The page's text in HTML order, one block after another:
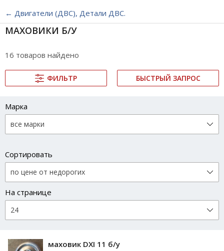
← Двигатели (ДВС), Детали ДВС.
МАХОВИКИ Б/У
16 товаров найдено
ФИЛЬТР БЫСТРЫЙ ЗАПРОС
Марка
Сортировать
На странице
маховик DХI 11 б/у